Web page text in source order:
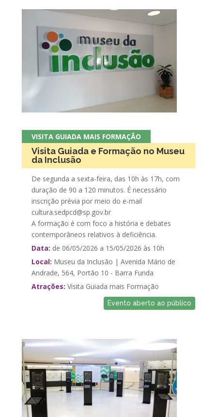
VISITA GUIADA MAIS FORMAÇÃO
Visita Guiada e Formação no Museu
da Inclusão
De segunda a sexta-feira, das 10h às 17h, com
duração de 90 a 120 minutos. É necessário
inscrição prévia por meio do e-mail
cultura.sedpcd@sp.gov.br
A formação é com foco a história e debates
contemporâneos relativos à deficiência.
Data: de 06/05/2026 a 15/05/2026 às 10h
Local: Museu da Inclusão | Avenida Mário de
Andrade, 564, Portão 10 - Barra Funda
Atrações: Visita Guiada mais Formação
Evento aberto ao público